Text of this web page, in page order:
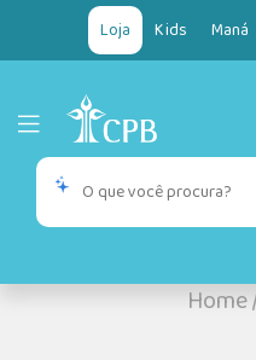
Loja Kids Maná
Home